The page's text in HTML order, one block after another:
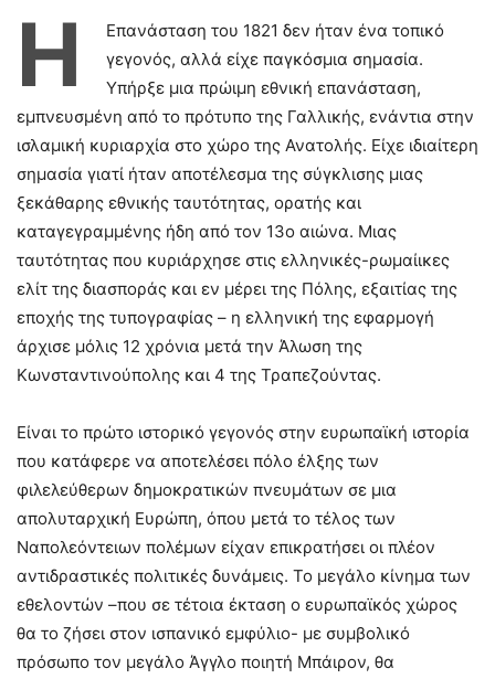
Η
Επανάσταση του 1821 δεν ήταν ένα τοπικό
γεγονός, αλλά είχε παγκόσμια σημασία.
Υπήρξε μια πρώιμη εθνική επανάσταση,
εμπνευσμένη από το πρότυπο της Γαλλικής, ενάντια στην
ισλαμική κυριαρχία στο χώρο της Ανατολής. Είχε ιδιαίτερη
σημασία γιατί ήταν αποτέλεσμα της σύγκλισης μιας
ξεκάθαρης εθνικής ταυτότητας, ορατής και
καταγεγραμμένης ήδη από τον 13ο αιώνα. Μιας
ταυτότητας που κυριάρχησε στις ελληνικές-ρωμαίικες
ελίτ της διασποράς και εν μέρει της Πόλης, εξαιτίας της
εποχής της τυπογραφίας – η ελληνική της εφαρμογή
άρχισε μόλις 12 χρόνια μετά την Άλωση της
Κωνσταντινούπολης και 4 της Τραπεζούντας.
Είναι το πρώτο ιστορικό γεγονός στην ευρωπαϊκή ιστορία
που κατάφερε να αποτελέσει πόλο έλξης των
φιλελεύθερων δημοκρατικών πνευμάτων σε μια
απολυταρχική Ευρώπη, όπου μετά το τέλος των
Ναπολεόντειων πολέμων είχαν επικρατήσει οι πλέον
αντιδραστικές πολιτικές δυνάμεις. Το μεγάλο κίνημα των
εθελοντών –που σε τέτοια έκταση ο ευρωπαϊκός χώρος
θα το ζήσει στον ισπανικό εμφύλιο- με συμβολικό
πρόσωπο τον μεγάλο Άγγλο ποιητή Μπάιρον, θα